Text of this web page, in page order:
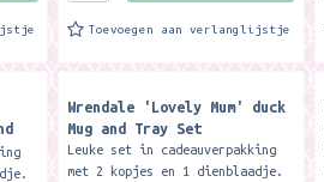
Toevoegen aan verlanglijstje
Wrendale 'Lovely Mum' duck
Mug and Tray Set
Leuke set in cadeauverpakking
met 2 kopjes en 1 dienblaadje.